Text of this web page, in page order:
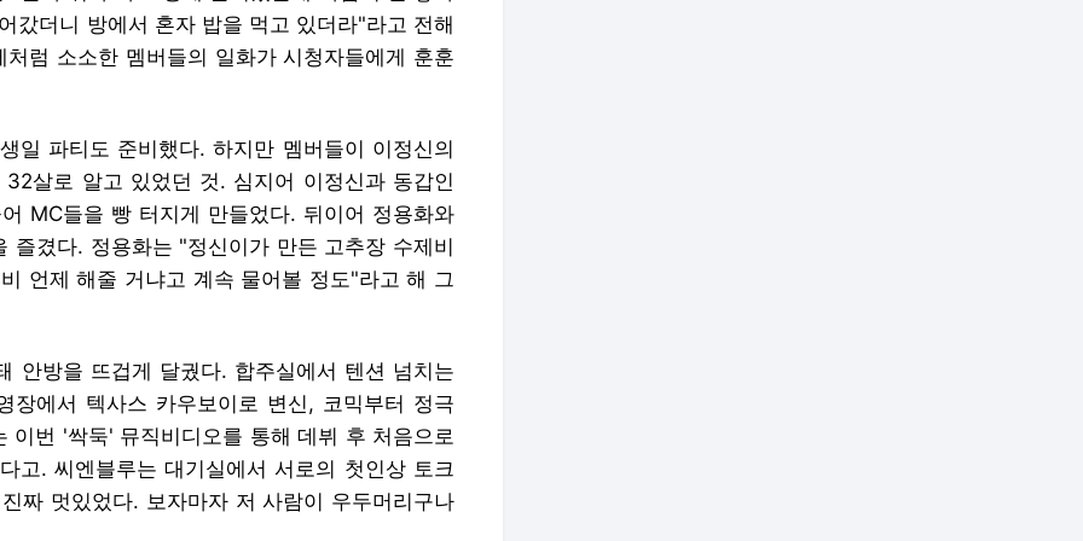
갔더니 방에서 혼자 밥을 먹고 있더라"라고 전해
럼 소소한 멤버들의 일화가 시청자들에게 훈훈
일 파티도 준비했다. 하지만 멤버들이 이정신의
살로 알고 있었던 것. 심지어 이정신과 동갑인
MC들을 빵 터지게 만들었다. 뒤이어 정용화와
즐겼다. 정용화는 "정신이가 만든 고추장 수제비
언제 해줄 거냐고 계속 물어볼 정도"라고 해 그
안방을 뜨겁게 달궜다. 합주실에서 텐션 넘치는
장에서 텍사스 카우보이로 변신, 코믹부터 정극
이번 '싹둑' 뮤직비디오를 통해 데뷔 후 처음으로
고. 씨엔블루는 대기실에서 서로의 첫인상 토크
짜 멋있었다. 보자마자 저 사람이 우두머리구나